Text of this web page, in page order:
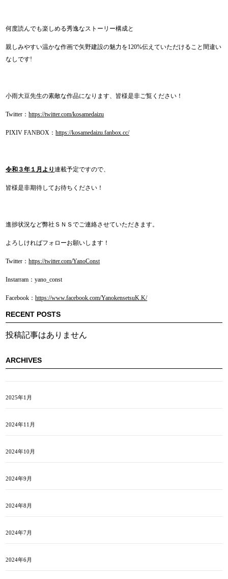
何度読んでも楽しめる秀逸なストーリー構成と
親しみやすい温かな作画で矢野建設の魅力を120%伝えていただけること間違い
なしです!
小雨大豆先生の素敵な作品になります、皆様是非ご覧ください！
Twitter：https://twitter.com/kosamedaizu
PIXIV FANBOX：https://kosamedaizu.fanbox.cc/
令和３年１月より連載予定ですので、
皆様是非期待してお待ちください！
進捗状況など弊社ＳＮＳでご連絡させていただきます。
よろしければフォローお願いします！
Twitter：https://twitter.com/YanoConst
Instarram：yano_const
Facebook：https://www.facebook.com/YanokensetsuK.K/
RECENT POSTS
投稿記事はありません
ARCHIVES
2025年1月
2024年11月
2024年10月
2024年9月
2024年8月
2024年7月
2024年6月